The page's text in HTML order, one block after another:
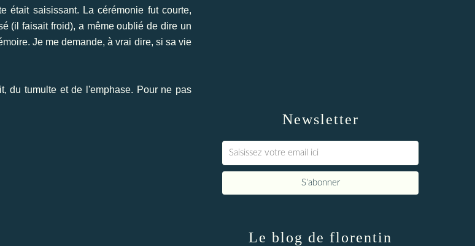
était saisissant. La cérémonie fut courte,
(il faisait froid), a même oublié de dire un
Je me demande, à vrai dire, si sa vie
du tumulte et de l'emphase. Pour ne pas
Newsletter
Le blog de florentin